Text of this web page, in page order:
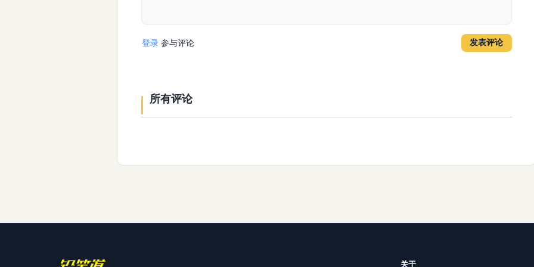
登录 参与评论 发表评论
所有评论
关于